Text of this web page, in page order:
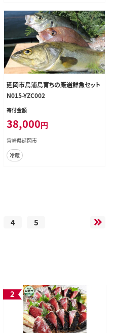
延岡市島浦島育ちの厳選鮮魚セット
N015-YZC002
寄付金額
38,000円
宮崎県延岡市
冷蔵
4 5